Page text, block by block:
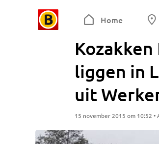
Home
liggen in
uit
15 november 2015 om 10:52